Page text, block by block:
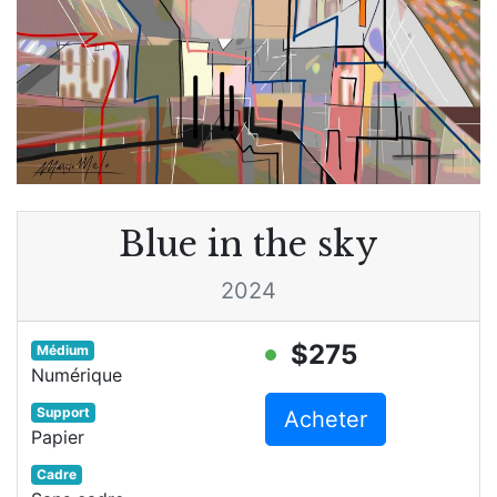
Blue in the sky
2024
Médium
Numérique
Support
Papier
Cadre
$275
Acheter